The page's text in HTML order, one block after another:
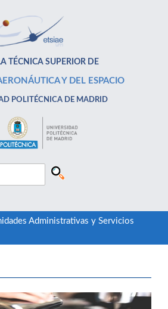
TÉCNICA SUPERIOR DE
Y DEL ESPACIO
POLITÉCNICA DE MADRID
Administrativas y Servicios